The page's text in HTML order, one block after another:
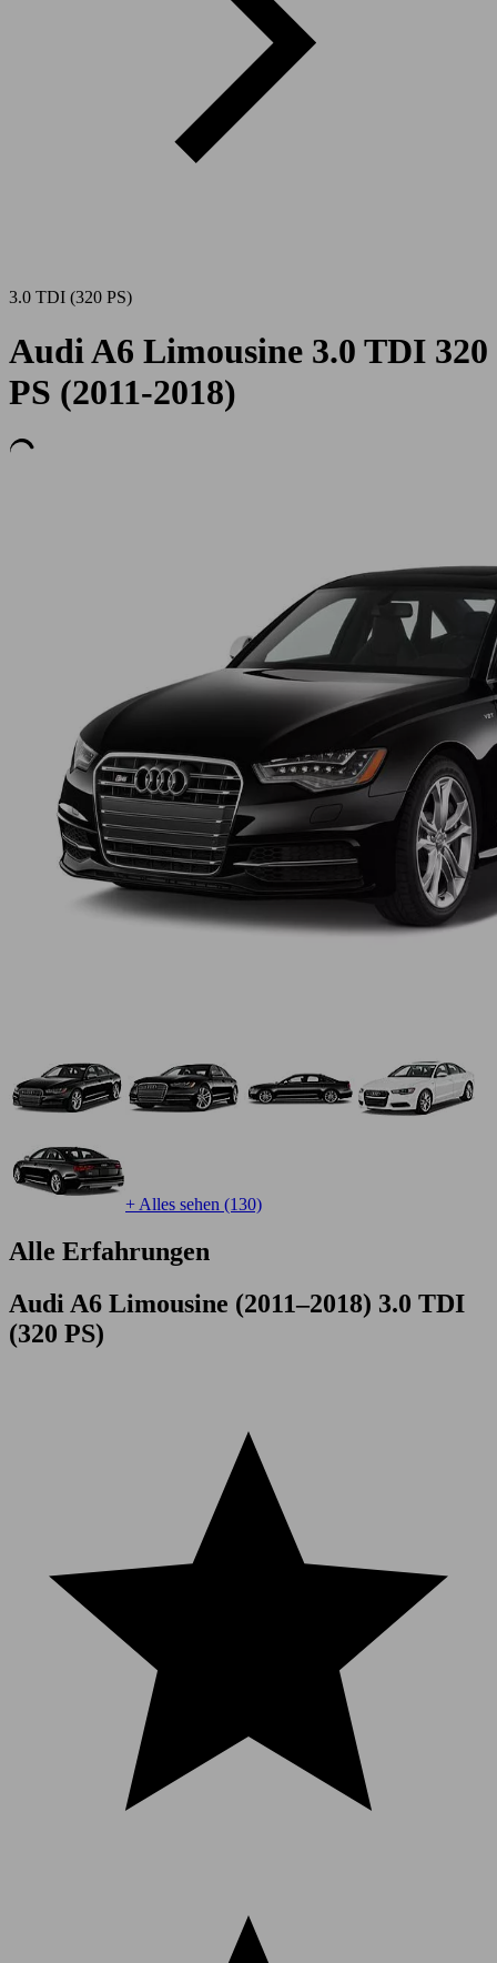
3.0 TDI (320 PS)
Audi A6 Limousine 3.0 TDI 320
PS (2011-2018)
+ Alles sehen (130)
Alle Erfahrungen
Audi A6 Limousine (2011–2018) 3.0 TDI
(320 PS)